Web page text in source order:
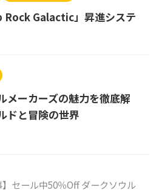
Rock Galactic」昇進システ
メーカーズの魅力を徹底解
ドと冒険の世界
】セール中50％Off ダークソウル